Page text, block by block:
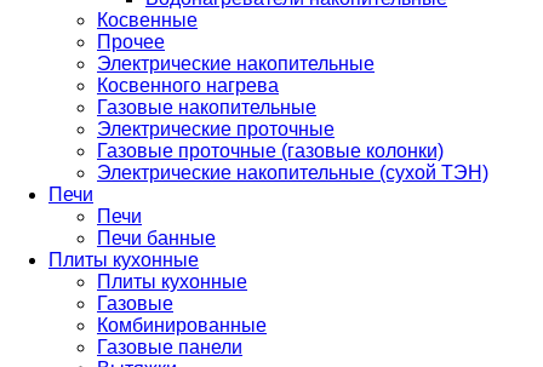
Косвенные
Прочее
Электрические накопительные
Косвенного нагрева
Газовые накопительные
Электрические проточные
Газовые проточные (газовые колонки)
Электрические накопительные (сухой ТЭН)
Печи
Печи
Печи банные
Плиты кухонные
Плиты кухонные
Газовые
Комбинированные
Газовые панели